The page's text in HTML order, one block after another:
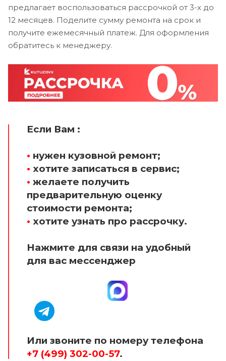
предлагает воспользоваться рассрочкой от 3-х до
12 месяцев. Поделите сумму ремонта на срок и
получите ежемесячный платеж. Для оформления
обратитесь к менеджеру.
Если Вам :
• нужен кузовной ремонт;
• хотите записаться в сервис;
• желаете получить
предварительную оценку
стоимости ремонта;
• хотите узнать про рассрочку.
Нажмите для связи на удобный
для вас мессенджер
Или звоните по номеру телефона
+7 (499) 302-00-57.